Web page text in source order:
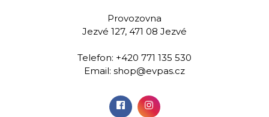
Provozovna
Jezvé 127, 471 08 Jezvé
Telefon: +420 771 135 530
Email: shop@evpas.cz